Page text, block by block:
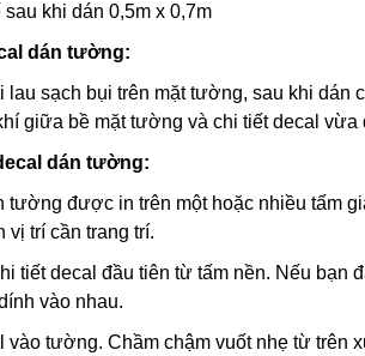
khi dán 0,5m x 0,7m
dán tường:
sạch bụi trên mặt tường, sau khi dán
giữa bề mặt tường và chi tiết decal
dán tường:
tường được in trên một hoặc nhiều tấm
vị trí cần trang trí.
tiết decal đầu tiên từ tấm nền. Nếu
vào nhau.
vào tường. Chầm chậm vuốt nhẹ từ trên